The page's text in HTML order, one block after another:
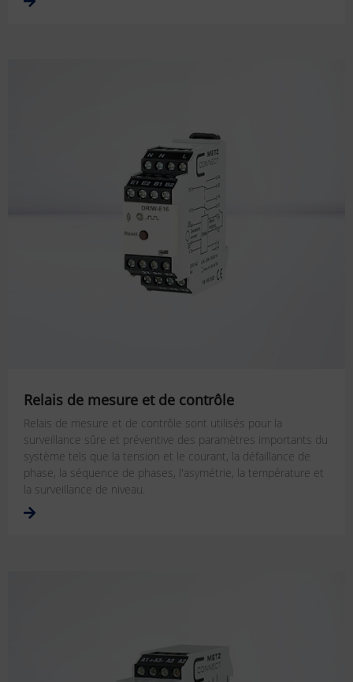
Relais de mesure et de contrôle
Relais de mesure et de contrôle sont utilisés pour la
surveillance sûre et préventive des paramètres importants du
système tels que la tension et le courant, la défaillance de
phase, la séquence de phases, l'asymétrie, la température et
la surveillance de niveau.